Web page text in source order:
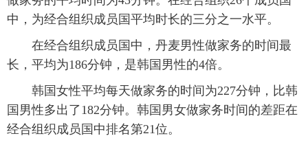
富媒体 摄影 新华广播
新华电视中文 新华电视英文 返回PC
中，为经合组织成员国平均时长的三分之一水平。
在经合组织成员国中，丹麦男性做家务的时间最
长，平均为186分钟，是韩国男性的4倍。
韩国女性平均每天做家务的时间为227分钟，比韩
国男性多出了182分钟。韩国男女做家务时间的差距在
经合组织成员国中排名第21位。